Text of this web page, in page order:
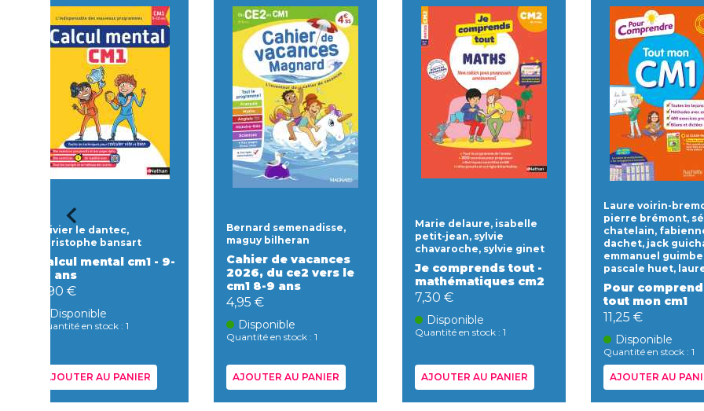
Olivier le dantec,
christophe bansart
Calcul mental cm1 - 9-
10 ans
6,90 €
Disponible
Quantité en stock : 1
AJOUTER AU PANIER
Bernard semenadisse,
maguy bilheran
Cahier de vacances
2026, du ce2 vers le
cm1 8-9 ans
4,95 €
Disponible
Quantité en stock : 1
AJOUTER AU PANIER
Marie delaure, isabelle
petit-jean, sylvie
chavaroche, sylvie ginet
Je comprends tout -
mathématiques cm2
7,30 €
Disponible
Quantité en stock : 1
AJOUTER AU PANIER
Laure voirin-
pierre brémont,
chatelain,
dachet, jack
emmanuel
pascale huet,
Pour
tout mon cm1
11,25 €
Disponible
Quantité en stock : 1
AJOUTER AU